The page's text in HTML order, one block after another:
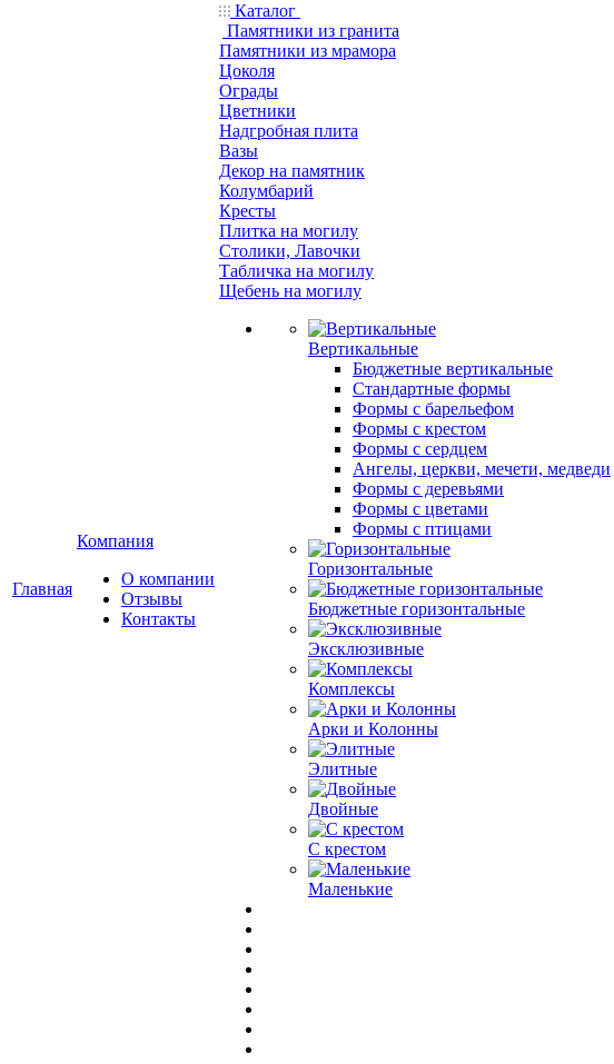
Главная
Компания
О компании
Отзывы
Контакты
Каталог
Памятники из гранита
Памятники из мрамора
Цоколя
Ограды
Цветники
Надгробная плита
Вазы
Декор на памятник
Колумбарий
Кресты
Плитка на могилу
Столики, Лавочки
Табличка на могилу
Щебень на могилу
Вертикальные
Бюджетные вертикальные
Стандартные формы
Формы с барельефом
Формы с крестом
Формы с сердцем
Ангелы, церкви, мечети, медведи
Формы с деревьями
Формы с цветами
Формы с птицами
Горизонтальные
Бюджетные горизонтальные
Эксклюзивные
Комплексы
Арки и Колонны
Элитные
Двойные
С крестом
Маленькие